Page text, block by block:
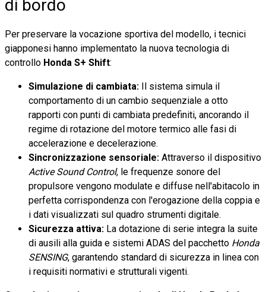
di bordo
Per preservare la vocazione sportiva del modello, i tecnici
giapponesi hanno implementato la nuova tecnologia di
controllo Honda S+ Shift:
Simulazione di cambiata: Il sistema simula il
comportamento di un cambio sequenziale a otto
rapporti con punti di cambiata predefiniti, ancorando il
regime di rotazione del motore termico alle fasi di
accelerazione e decelerazione.
Sincronizzazione sensoriale: Attraverso il dispositivo
Active Sound Control, le frequenze sonore del
propulsore vengono modulate e diffuse nell'abitacolo in
perfetta corrispondenza con l'erogazione della coppia e
i dati visualizzati sul quadro strumenti digitale.
Sicurezza attiva: La dotazione di serie integra la suite
di ausili alla guida e sistemi ADAS del pacchetto Honda
SENSING, garantendo standard di sicurezza in linea con
i requisiti normativi e strutturali vigenti.